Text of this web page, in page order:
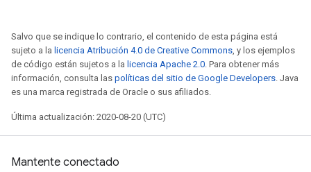
Salvo que se indique lo contrario, el contenido de esta página está
sujeto a la licencia Atribución 4.0 de Creative Commons, y los ejemplos
de código están sujetos a la licencia Apache 2.0. Para obtener más
información, consulta las políticas del sitio de Google Developers. Java
es una marca registrada de Oracle o sus afiliados.
Última actualización: 2020-08-20 (UTC)
Mantente conectado